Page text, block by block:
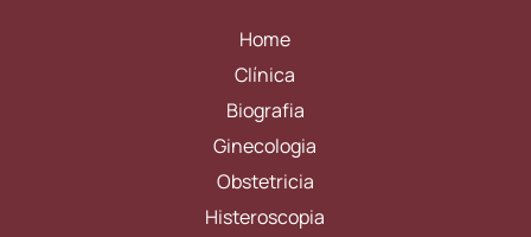
Home
Clínica
Biografia
Ginecologia
Obstetricia
Histeroscopia